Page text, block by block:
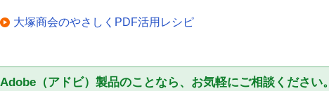
大塚商会のやさしくPDF活用レシピ
Adobe（アドビ）製品のことなら、お気軽にご相談ください。